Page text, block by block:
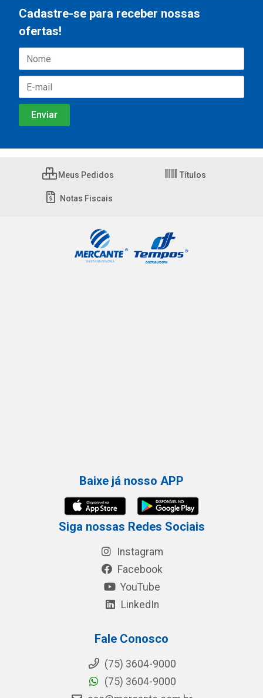
Cadastre-se para receber nossas
ofertas!
Meus Pedidos Títulos
Notas Fiscais
Baixe já nosso APP
Siga nossas Redes Sociais
Instagram
Facebook
YouTube
LinkedIn
Fale Conosco
(75) 3604-9000
(75) 3604-9000